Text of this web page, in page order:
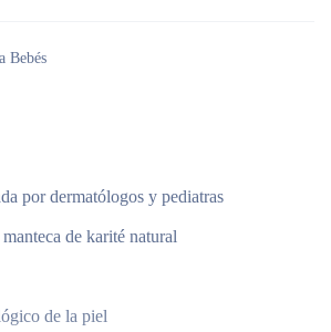
Bebés
por dermatólogos y pediatras
de karité natural
de la piel